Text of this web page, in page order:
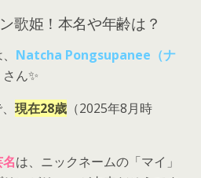
歌姫！本名や年齢は？
Natcha Pongsupanee（ナ
さん✨
現在28歳 （2025年8月時
は、ニックネームの「マイ」